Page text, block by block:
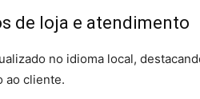
de loja e atendimento
no idioma local,
ao cliente.